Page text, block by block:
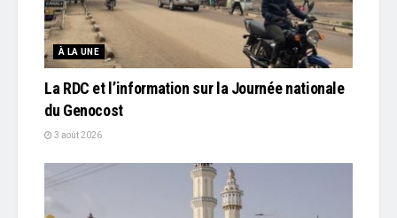
À LA UNE
La RDC et l’information sur la Journée nationale
du Genocost
3 août 2026